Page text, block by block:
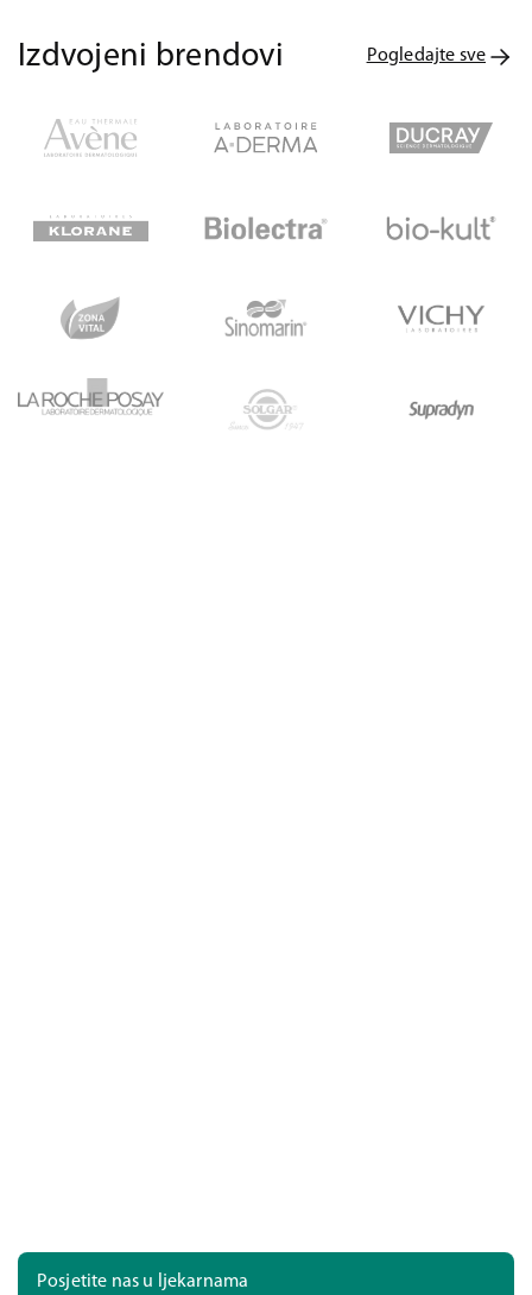
Izdvojeni brendovi Pogledajte sve
Posjetite nas u ljekarnama